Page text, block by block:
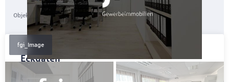
fgi_Image
Objektnummer 101593/01
Eckdaten
Kaufpreis